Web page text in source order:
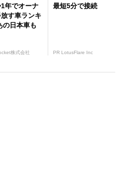
年でオーナ
す車ランキ
の日本車も
株式会社
最短5分で接続
PR LotusFlare Inc